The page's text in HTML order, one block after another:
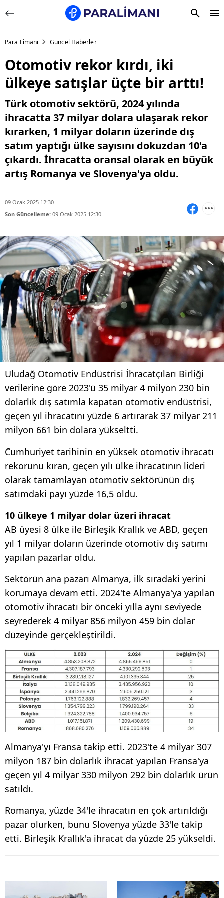
Para Limanı Güncel Haberler
Otomotiv rekor kırdı, iki
ülkeye satışlar üçte bir arttı!
Türk otomotiv sektörü, 2024 yılında
ihracatta 37 milyar dolara ulaşarak rekor
kırarken, 1 milyar doların üzerinde dış
satım yaptığı ülke sayısını dokuzdan 10'a
çıkardı. İhracatta oransal olarak en büyük
artış Romanya ve Slovenya'ya oldu.
09 Ocak 2025 12:30
Son Güncelleme: 09 Ocak 2025 12:30
Uludağ Otomotiv Endüstrisi İhracatçıları Birliği
verilerine göre 2023'ü 35 milyar 4 milyon 230 bin
dolarlık dış satımla kapatan otomotiv endüstrisi,
geçen yıl ihracatını yüzde 6 artırarak 37 milyar 211
milyon 661 bin dolara yükseltti.
Cumhuriyet tarihinin en yüksek otomotiv ihracatı
rekorunu kıran, geçen yılı ülke ihracatının lideri
olarak tamamlayan otomotiv sektörünün dış
satımdaki payı yüzde 16,5 oldu.
10 ülkeye 1 milyar dolar üzeri ihracat
AB üyesi 8 ülke ile Birleşik Krallık ve ABD, geçen
yıl 1 milyar doların üzerinde otomotiv dış satımı
yapılan pazarlar oldu.
Sektörün ana pazarı Almanya, ilk sıradaki yerini
korumaya devam etti. 2024'te Almanya'ya yapılan
otomotiv ihracatı bir önceki yılla aynı seviyede
seyrederek 4 milyar 856 milyon 459 bin dolar
düzeyinde gerçekleştirildi.
Almanya'yı Fransa takip etti. 2023'te 4 milyar 307
milyon 187 bin dolarlık ihracat yapılan Fransa'ya
geçen yıl 4 milyar 330 milyon 292 bin dolarlık ürün
satıldı.
Romanya, yüzde 34'le ihracatın en çok artırıldığı
pazar olurken, bunu Slovenya yüzde 33'le takip
etti. Birleşik Krallık'a ihracat da yüzde 25 yükseldi.